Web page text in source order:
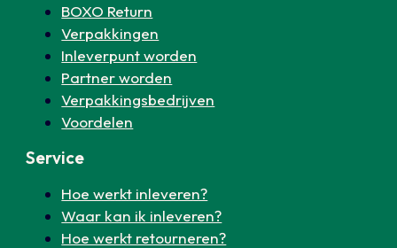
BOXO Return
Verpakkingen
Inleverpunt worden
Partner worden
Verpakkingsbedrijven
Voordelen
Service
Hoe werkt inleveren?
Waar kan ik inleveren?
Hoe werkt retourneren?